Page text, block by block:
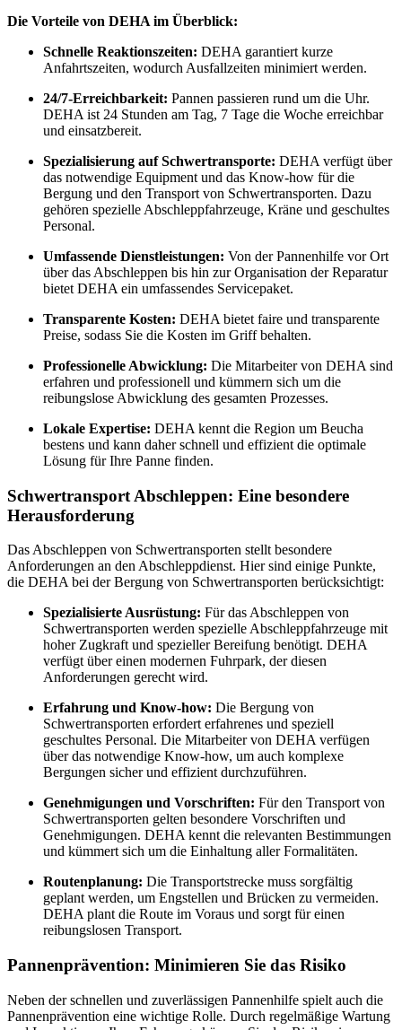
Die Vorteile von DEHA im Überblick:
Schnelle Reaktionszeiten: DEHA garantiert kurze
Anfahrtszeiten, wodurch Ausfallzeiten minimiert werden.
24/7-Erreichbarkeit: Pannen passieren rund um die Uhr.
DEHA ist 24 Stunden am Tag, 7 Tage die Woche erreichbar
und einsatzbereit.
Spezialisierung auf Schwertransporte: DEHA verfügt über
das notwendige Equipment und das Know-how für die
Bergung und den Transport von Schwertransporten. Dazu
gehören spezielle Abschleppfahrzeuge, Kräne und geschultes
Personal.
Umfassende Dienstleistungen: Von der Pannenhilfe vor Ort
über das Abschleppen bis hin zur Organisation der Reparatur
bietet DEHA ein umfassendes Servicepaket.
Transparente Kosten: DEHA bietet faire und transparente
Preise, sodass Sie die Kosten im Griff behalten.
Professionelle Abwicklung: Die Mitarbeiter von DEHA sind
erfahren und professionell und kümmern sich um die
reibungslose Abwicklung des gesamten Prozesses.
Lokale Expertise: DEHA kennt die Region um Beucha
bestens und kann daher schnell und effizient die optimale
Lösung für Ihre Panne finden.
Schwertransport Abschleppen: Eine besondere
Herausforderung
Das Abschleppen von Schwertransporten stellt besondere
Anforderungen an den Abschleppdienst. Hier sind einige Punkte,
die DEHA bei der Bergung von Schwertransporten berücksichtigt:
Spezialisierte Ausrüstung: Für das Abschleppen von
Schwertransporten werden spezielle Abschleppfahrzeuge mit
hoher Zugkraft und spezieller Bereifung benötigt. DEHA
verfügt über einen modernen Fuhrpark, der diesen
Anforderungen gerecht wird.
Erfahrung und Know-how: Die Bergung von
Schwertransporten erfordert erfahrenes und speziell
geschultes Personal. Die Mitarbeiter von DEHA verfügen
über das notwendige Know-how, um auch komplexe
Bergungen sicher und effizient durchzuführen.
Genehmigungen und Vorschriften: Für den Transport von
Schwertransporten gelten besondere Vorschriften und
Genehmigungen. DEHA kennt die relevanten Bestimmungen
und kümmert sich um die Einhaltung aller Formalitäten.
Routenplanung: Die Transportstrecke muss sorgfältig
geplant werden, um Engstellen und Brücken zu vermeiden.
DEHA plant die Route im Voraus und sorgt für einen
reibungslosen Transport.
Pannenprävention: Minimieren Sie das Risiko
Neben der schnellen und zuverlässigen Pannenhilfe spielt auch die
Pannenprävention eine wichtige Rolle. Durch regelmäßige Wartung